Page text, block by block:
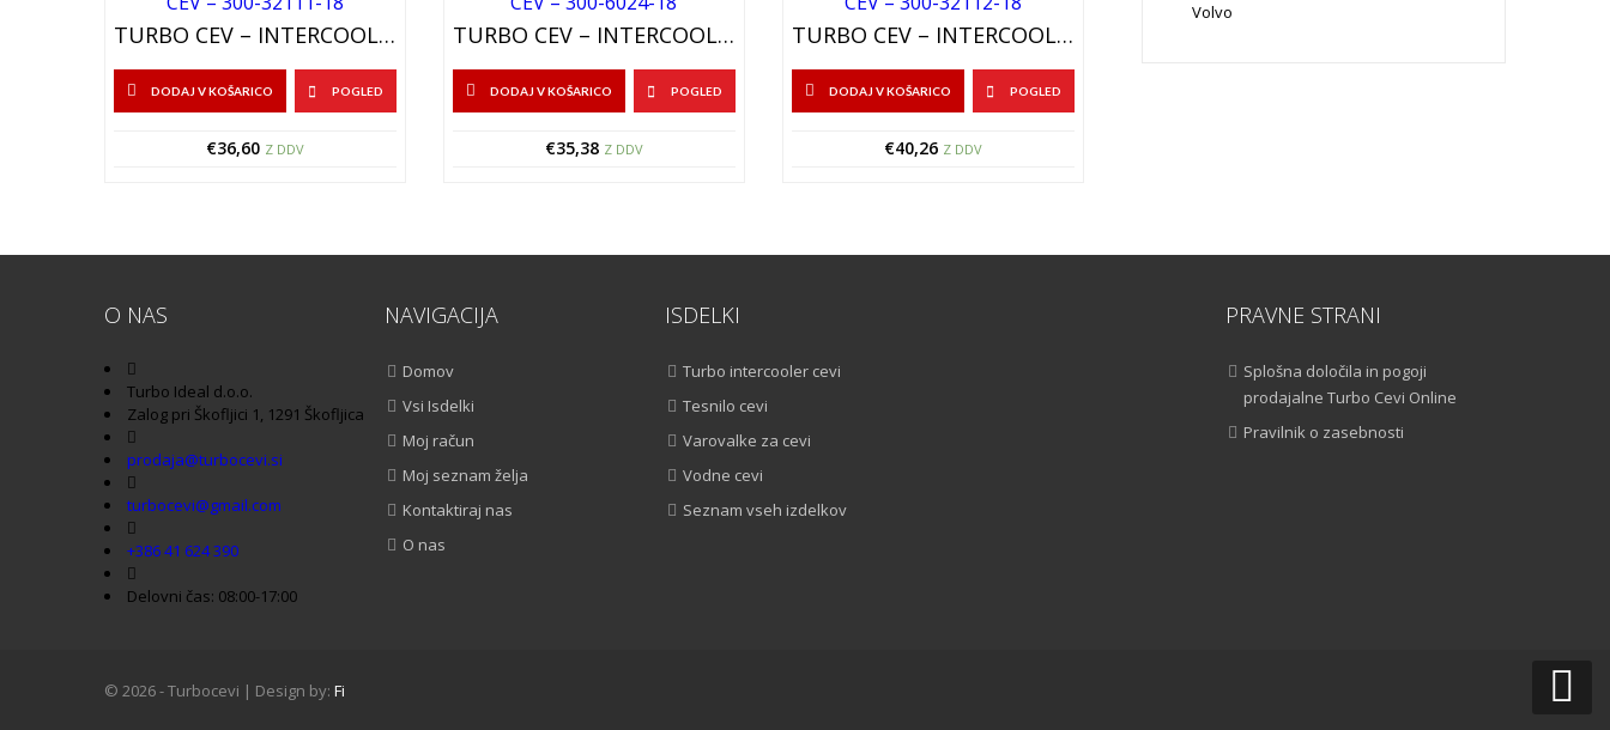
TURBO CEV – INTERCOOLER CEV – 300-32111-18
DODAJ V KOŠARICO POGLED
€36,60 Z DDV
TURBO CEV – INTERCOOLER CEV – 300-6024-18
DODAJ V KOŠARICO POGLED
€35,38 Z DDV
TURBO CEV – INTERCOOLER CEV – 300-32112-18
DODAJ V KOŠARICO POGLED
€40,26 Z DDV
Volvo
O NAS
Turbo Ideal d.o.o.
Zalog pri Škofljici 1, 1291 Škofljica
prodaja@turbocevi.si
turbocevi@gmail.com
+386 41 624 390
Delovni čas: 08:00-17:00
NAVIGACIJA
Domov
Vsi Isdelki
Moj račun
Moj seznam želja
Kontaktiraj nas
O nas
ISDELKI
Turbo intercooler cevi
Tesnilo cevi
Varovalke za cevi
Vodne cevi
Seznam vseh izdelkov
PRAVNE STRANI
Splošna določila in pogoji
prodajalne Turbo Cevi Online
Pravilnik o zasebnosti
© 2026 - Turbocevi | Design by: Fi